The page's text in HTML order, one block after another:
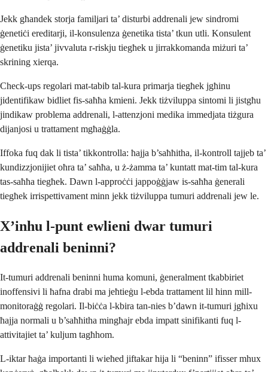
Jekk għandek storja familjari ta’ disturbi addrenali jew sindromi
ġenetiċi ereditarji, il-konsulenza ġenetika tista’ tkun utli. Konsulent
ġenetiku jista’ jivvaluta r-riskju tiegħek u jirrakkomanda miżuri ta’
skrining xierqa.
Check-ups regolari mat-tabib tal-kura primarja tiegħek jgħinu
jidentifikaw bidliet fis-saħħa kmieni. Jekk tiżviluppa sintomi li jistgħu
jindikaw problema addrenali, l-attenzjoni medika immedjata tiżgura
dijanjosi u trattament mgħaġġla.
Iffoka fuq dak li tista’ tikkontrolla: ħajja b’saħħitha, il-kontroll tajjeb ta’
kundizzjonijiet oħra ta’ saħħa, u ż-żamma ta’ kuntatt mat-tim tal-kura
tas-saħħa tiegħek. Dawn l-approċċi jappoġġjaw is-saħħa ġenerali
tiegħek irrispettivament minn jekk tiżviluppa tumuri addrenali jew le.
X’inhu l-punt ewlieni dwar tumuri
addrenali beninni?
It-tumuri addrenali beninni huma komuni, ġeneralment tkabbiriet
inoffensivi li ħafna drabi ma jeħtieġu l-ebda trattament lil hinn mill-
monitoraġġ regolari. Il-biċċa l-kbira tan-nies b’dawn it-tumuri jgħixu
ħajja normali u b’saħħitha mingħajr ebda impatt sinifikanti fuq l-
attivitajiet ta’ kuljum tagħhom.
L-iktar ħaġa importanti li wieħed jiftakar hija li “beninn” ifisser mhux